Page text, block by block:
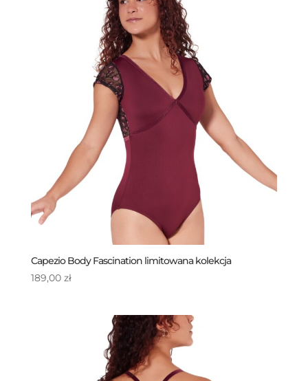
Capezio Body Fascination limitowana kolekcja
189,00 zł